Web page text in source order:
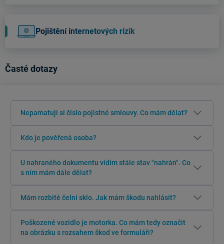
Pojištění internetových rizik
Časté dotazy
Nepamatuji si číslo pojistné smlouvy. Co mám dělat?
Kdo je pověřená osoba?
U nahraného dokumentu vidím stále stav "nahrán". Co
s ním mám dále dělat?
Mám rozbité čelní sklo. Jak mám škodu nahlásit?
Poškozené vozidlo je motorka. Co mám tedy označit
na obrázku s rozsahem škod ve formuláři?